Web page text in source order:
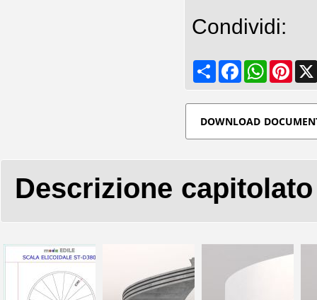
Condividi:
Share FacebookWhatsApp
DOWNLOAD
Descrizione capitolato